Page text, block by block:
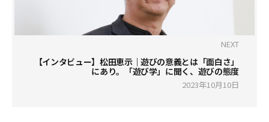
NEXT
【インタビュー】松田恵示｜遊びの意義とは「面白さ」
にあり。「遊び学」に聞く、遊びの態度
2023年10月10日